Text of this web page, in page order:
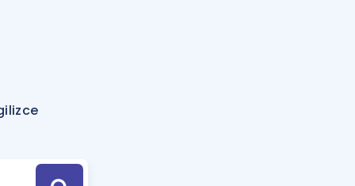
Hesaplama Aracı
için Öneriler
Tek Takvimde